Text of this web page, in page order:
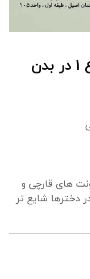
های قارچی و
دخترها شایع تر